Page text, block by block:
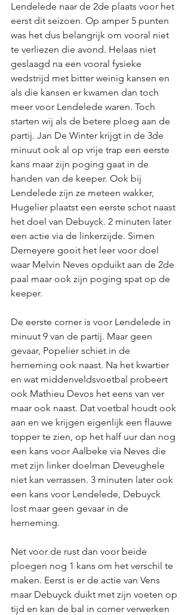
Lendelede naar de 2de plaats voor het
eerst dit seizoen. Op amper 5 punten
was het dus belangrijk om vooral niet
te verliezen die avond. Helaas niet
geslaagd na een vooral fysieke
wedstrijd met bitter weinig kansen en
als die kansen er kwamen dan toch
meer voor Lendelede waren. Toch
starten wij als de betere ploeg aan de
partij. Jan De Winter krijgt in de 3de
minuut ook al op vrije trap een eerste
kans maar zijn poging gaat in de
handen van de keeper. Ook bij
Lendelede zijn ze meteen wakker,
Hugelier plaatst een eerste schot naast
het doel van Debuyck. 2 minuten later
een actie via de linkerzijde. Simen
Demeyere gooit het leer voor doel
waar Melvin Neves opduikt aan de 2de
paal maar ook zijn poging spat op de
keeper.
De eerste corner is voor Lendelede in
minuut 9 van de partij. Maar geen
gevaar, Popelier schiet in de
herneming ook naast. Na het kwartier
en wat middenveldsvoetbal probeert
ook Mathieu Devos het eens van ver
maar ook naast. Dat voetbal houdt ook
aan en we krijgen eigenlijk een flauwe
topper te zien, op het half uur dan nog
een kans voor Aalbeke via Neves die
met zijn linker doelman Deveughele
niet kan verrassen. 3 minuten later ook
een kans voor Lendelede, Debuyck
lost maar geen gevaar in de
herneming.
Net voor de rust dan voor beide
ploegen nog 1 kans om het verschil te
maken. Eerst is er de actie van Vens
maar Debuyck duikt met zijn voeten op
tijd en kan de bal in corner verwerken